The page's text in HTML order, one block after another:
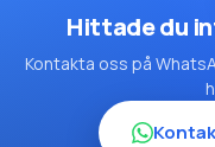
Hittade du
Kontakta oss på